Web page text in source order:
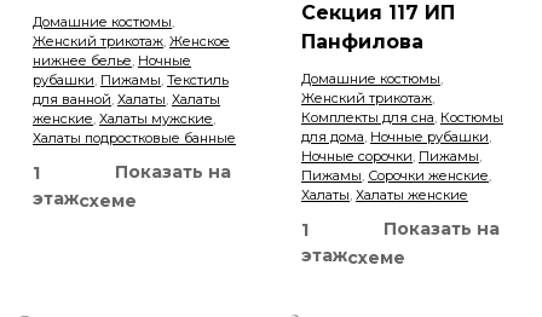
Водолазки
Спортивные костюмы
Пижамы
Домашние костюмы,
Женский трикотаж, Женское
нижнее белье, Ночные
рубашки, Пижамы, Текстиль
для ванной, Халаты, Халаты
женские, Халаты мужские,
Халаты подростковые банные
1
этаж
Показать на
схеме
Секция 117 ИП
Панфилова
Домашние костюмы,
Женский трикотаж,
Комплекты для сна, Костюмы
для дома, Ночные рубашки,
Ночные сорочки, Пижамы,
Пижамы, Сорочки женские,
Халаты, Халаты женские
1
этаж
Показать на
схеме